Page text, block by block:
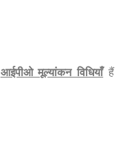
आईपीओ मूल्यांकन विधियाँ हैं